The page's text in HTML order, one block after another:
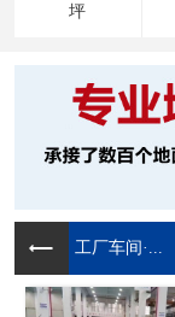
坪
工厂车间·...